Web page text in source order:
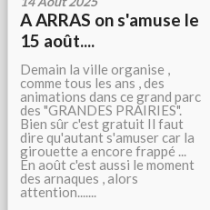
A ARRAS on s'amuse le
15 août....
Demain la ville organise ,
comme tous les ans , des
animations dans ce grand parc
des "GRANDES PRAIRIES".
Bien sûr c'est gratuit Il faut
dire qu'autant s'amuser car la
girouette a encore frappé ...
En août c'est aussi le moment
des arnaques , alors
attention.......